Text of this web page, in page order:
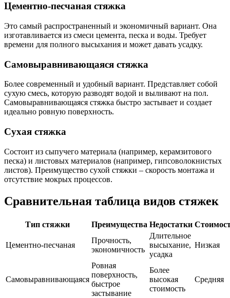
Цементно-песчаная стяжка
Это самый распространенный и экономичный вариант. Она
изготавливается из смеси цемента, песка и воды. Требует
времени для полного высыхания и может давать усадку.
Самовыравнивающаяся стяжка
Более современный и удобный вариант. Представляет собой
сухую смесь, которую разводят водой и выливают на пол.
Самовыравнивающаяся стяжка быстро застывает и создает
идеально ровную поверхность.
Сухая стяжка
Состоит из сыпучего материала (например, керамзитового
песка) и листовых материалов (например, гипсоволокнистых
листов). Преимущество сухой стяжки – скорость монтажа и
отсутствие мокрых процессов.
Сравнительная таблица видов стяжек
Тип стяжки Преимущества Недостатки
Цементно-песчаная
Прочность,
экономичность
Длительное
высыхание,
усадка
Низкая
Самовыравнивающаяся
Ровная
поверхность,
быстрое
застывание
Более
высокая
стоимость
Средняя